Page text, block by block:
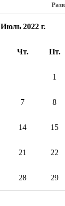
Июль 2022 г.
Чт. Пт.
1
7 8
14 15
21 22
28 29